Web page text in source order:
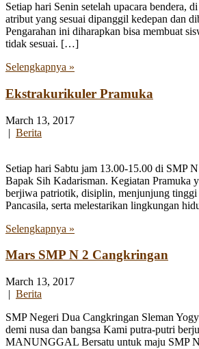
Setiap hari Senin setelah upacara bendera,
atribut yang sesuai dipanggil kedepan dan
Pengarahan ini diharapkan bisa membuat
tidak sesuai. […]
Selengkapnya »
Ekstrakurikuler Pramuka
March 13, 2017
| Berita
Setiap hari Sabtu jam 13.00-15.00 di SMP
Bapak Sih Kadarisman. Kegiatan Pramuka
berjiwa patriotik, disiplin, menjunjung tinggi
Pancasila, serta melestarikan lingkungan
Selengkapnya »
Mars SMP N 2 Cangkringan
March 13, 2017
| Berita
SMP Negeri Dua Cangkringan Sleman
demi nusa dan bangsa Kami putra-putri
MANUNGGAL Bersatu untuk maju SMP